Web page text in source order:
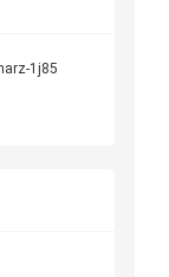
1j85